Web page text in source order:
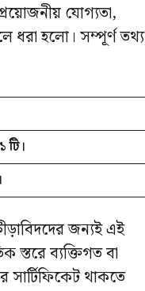
যোগ্যতা,
ধরা হলো। সম্পূর্ণ তথ্য
জন্যই এই
স্তরে ব্যক্তিগত বা
সার্টিফিকেট থাকতে